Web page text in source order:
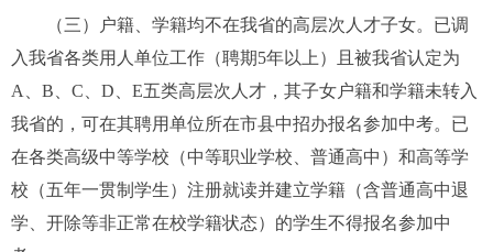
（三）户籍、学籍均不在我省的高层次人才子女。已调
入我省各类用人单位工作（聘期5年以上）且被我省认定为
A、B、C、D、E五类高层次人才，其子女户籍和学籍未转入
我省的，可在其聘用单位所在市县中招办报名参加中考。已
在各类高级中等学校（中等职业学校、普通高中）和高等学
校（五年一贯制学生）注册就读并建立学籍（含普通高中退
学、开除等非正常在校学籍状态）的学生不得报名参加中